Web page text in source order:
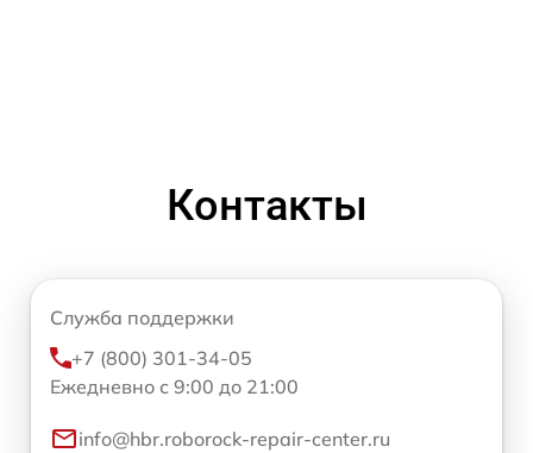
Контакты
Служба поддержки
+7 (800) 301-34-05
Ежедневно с 9:00 до 21:00
info@hbr.roborock-repair-center.ru